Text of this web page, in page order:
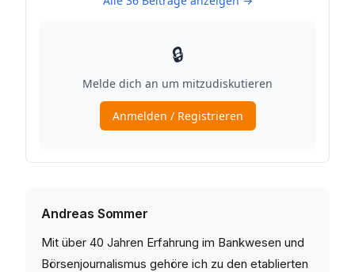
Andreas Sommer
Mit über 40 Jahren Erfahrung im Bankwesen und
Börsenjournalismus gehöre ich zu den etablierten